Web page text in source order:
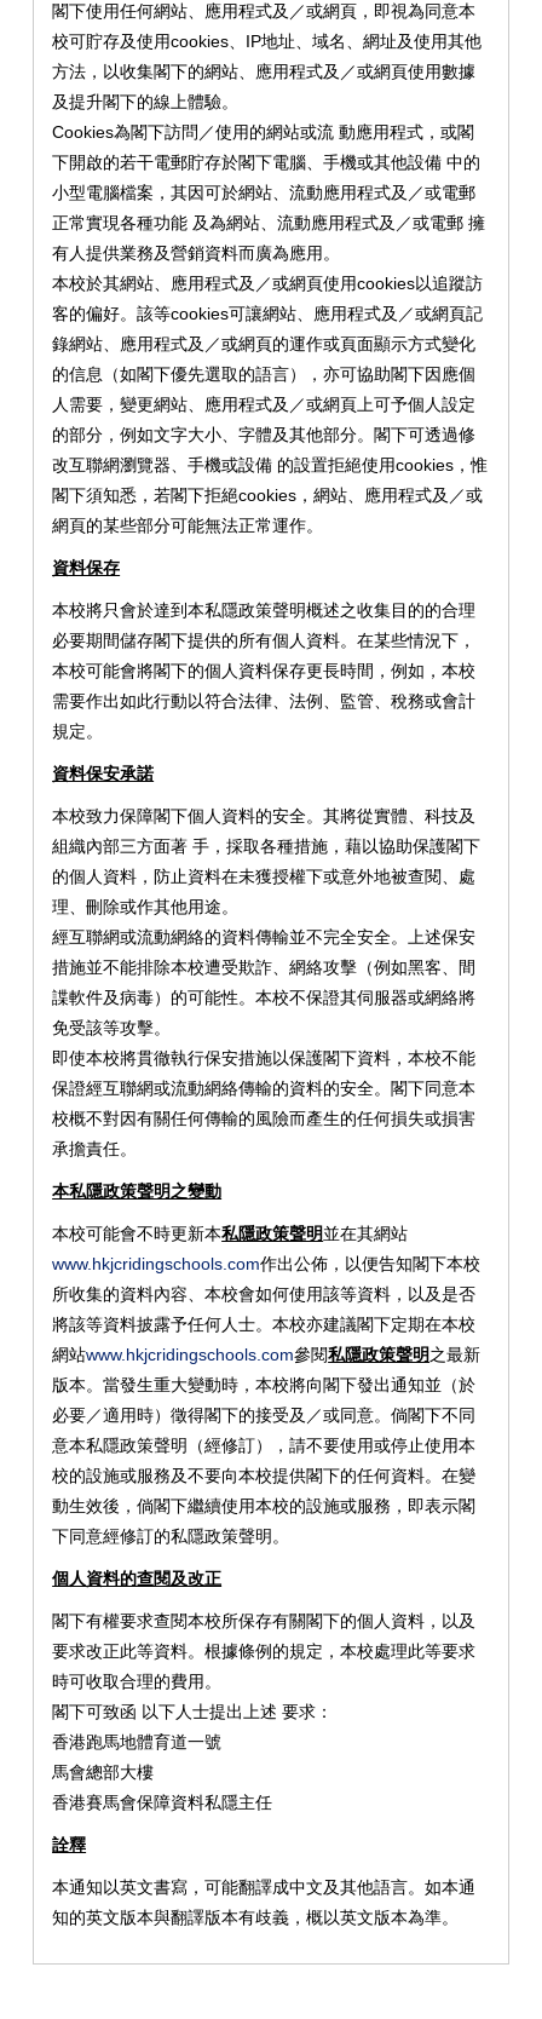
閣下使用任何網站、應用程式及／或網頁，即視為同意本
校可貯存及使用cookies、IP地址、域名、網址及使用其他
方法，以收集閣下的網站、應用程式及／或網頁使用數據
及提升閣下的線上體驗。
Cookies為閣下訪問／使用的網站或流 動應用程式，或閣
下開啟的若干電郵貯存於閣下電腦、手機或其他設備 中的
小型電腦檔案，其因可於網站、流動應用程式及／或電郵
正常實現各種功能 及為網站、流動應用程式及／或電郵 擁
有人提供業務及營銷資料而廣為應用。
本校於其網站、應用程式及／或網頁使用cookies以追蹤訪
客的偏好。該等cookies可讓網站、應用程式及／或網頁記
錄網站、應用程式及／或網頁的運作或頁面顯示方式變化
的信息（如閣下優先選取的語言），亦可協助閣下因應個
人需要，變更網站、應用程式及／或網頁上可予個人設定
的部分，例如文字大小、字體及其他部分。閣下可透過修
改互聯網瀏覽器、手機或設備 的設置拒絕使用cookies，惟
閣下須知悉，若閣下拒絕cookies，網站、應用程式及／或
網頁的某些部分可能無法正常運作。
資料保存
本校將只會於達到本私隱政策聲明概述之收集目的的合理
必要期間儲存閣下提供的所有個人資料。在某些情況下，
本校可能會將閣下的個人資料保存更長時間，例如，本校
需要作出如此行動以符合法律、法例、監管、稅務或會計
規定。
資料保安承諾
本校致力保障閣下個人資料的安全。其將從實體、科技及
組織內部三方面著 手，採取各種措施，藉以協助保護閣下
的個人資料，防止資料在未獲授權下或意外地被查閱、處
理、刪除或作其他用途。
經互聯網或流動網絡的資料傳輸並不完全安全。上述保安
措施並不能排除本校遭受欺詐、網絡攻擊（例如黑客、間
諜軟件及病毒）的可能性。本校不保證其伺服器或網絡將
免受該等攻擊。
即使本校將貫徹執行保安措施以保護閣下資料，本校不能
保證經互聯網或流動網絡傳輸的資料的安全。閣下同意本
校概不對因有關任何傳輸的風險而產生的任何損失或損害
承擔責任。
本私隱政策聲明之變動
本校可能會不時更新本私隱政策聲明並在其網站
www.hkjcridingschools.com作出公佈，以便告知閣下本校
所收集的資料內容、本校會如何使用該等資料，以及是否
將該等資料披露予任何人士。本校亦建議閣下定期在本校
網站www.hkjcridingschools.com參閱私隱政策聲明之最新
版本。當發生重大變動時，本校將向閣下發出通知並（於
必要／適用時）徵得閣下的接受及／或同意。倘閣下不同
意本私隱政策聲明（經修訂），請不要使用或停止使用本
校的設施或服務及不要向本校提供閣下的任何資料。在變
動生效後，倘閣下繼續使用本校的設施或服務，即表示閣
下同意經修訂的私隱政策聲明。
個人資料的查閱及改正
閣下有權要求查閱本校所保存有關閣下的個人資料，以及
要求改正此等資料。根據條例的規定，本校處理此等要求
時可收取合理的費用。
閣下可致函 以下人士提出上述 要求：
香港跑馬地體育道一號
馬會總部大樓
香港賽馬會保障資料私隱主任
詮釋
本通知以英文書寫，可能翻譯成中文及其他語言。如本通
知的英文版本與翻譯版本有歧義，概以英文版本為準。